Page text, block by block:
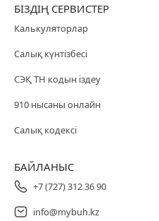
БІЗДІҢ СЕРВИСТЕР
Калькуляторлар
Салық күнтізбесі
СЭҚ ТН кодын іздеу
910 нысаны онлайн
Салық кодексі
БАЙЛАНЫС
+7 (727) 312 36 90
info@mybuh.kz